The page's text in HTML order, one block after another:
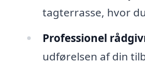
tagterrasse, hvor
Professionel
udførelsen af din